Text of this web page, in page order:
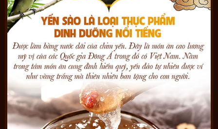
tốt nhất
Điều kiện tự nhiên, khí hậu, địa hình của Khánh Hòa rất phù
hợp cho yến sinh trưởng và phát triển. Lịch sử kiến tạo bao
quanh là biển, với các hang đá sâu, nhiều nhũ thạch nằm xa
ngoài biển khơi, chim yến làm tổ tại đây được thừa hưởng mọi
điều kiện từ thiên nhiên. Do đó, yến Khánh Hòa có chất lượng
tốt nhất Đông Nam Á.
Tham khảo thêm sản phẩm rất tốt cho sức khỏe của chúng ta:
Tổ Yến Thô Trắng Cao Cấp Thượng Hạng 100g Y067
Lưu ý : Yến Khánh Hòa là thương hiệu uy tín, nhận được nhiều